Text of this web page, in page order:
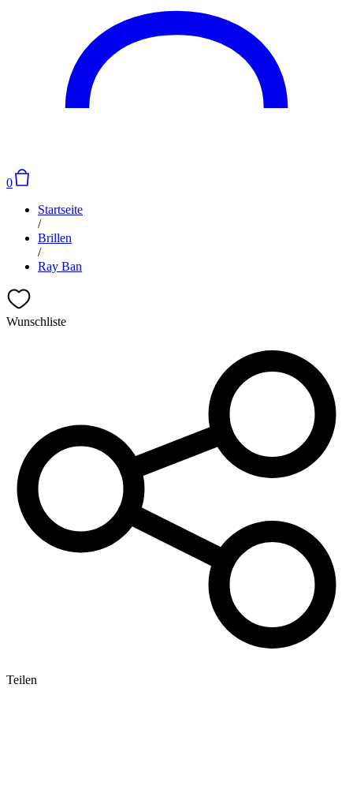
0
Startseite
/
Brillen
/
Ray Ban
Wunschliste
Teilen